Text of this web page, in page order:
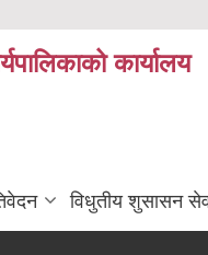
कार्यालय
विधुतीय शुसासन